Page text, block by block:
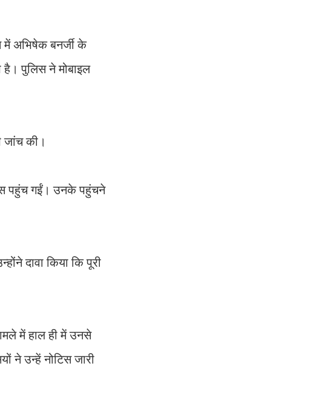
में अभिषेक बनर्जी के
है। पुलिस ने मोबाइल
की।
पहुंच गईं। उनके पहुंचने
दावा किया कि पूरी
में हाल ही में उनसे
ने उन्हें नोटिस जारी